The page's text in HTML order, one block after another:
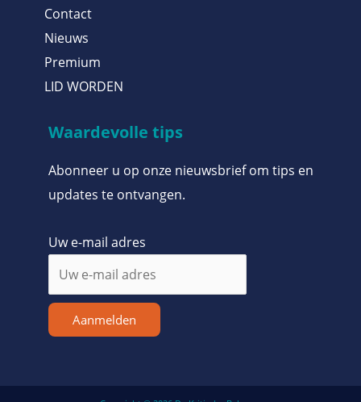
Contact
Nieuws
Premium
LID WORDEN
Waardevolle tips
Abonneer u op onze nieuwsbrief om tips en
updates te ontvangen.
Uw e-mail adres
Aanmelden